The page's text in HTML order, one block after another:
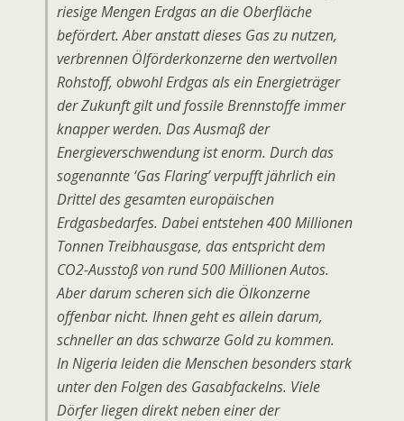
riesige Mengen Erdgas an die Oberfläche
befördert. Aber anstatt dieses Gas zu nutzen,
verbrennen Ölförderkonzerne den wertvollen
Rohstoff, obwohl Erdgas als ein Energieträger
der Zukunft gilt und fossile Brennstoffe immer
knapper werden. Das Ausmaß der
Energieverschwendung ist enorm. Durch das
sogenannte ‘Gas Flaring’ verpufft jährlich ein
Drittel des gesamten europäischen
Erdgasbedarfes. Dabei entstehen 400 Millionen
Tonnen Treibhausgase, das entspricht dem
CO2-Ausstoß von rund 500 Millionen Autos.
Aber darum scheren sich die Ölkonzerne
offenbar nicht. Ihnen geht es allein darum,
schneller an das schwarze Gold zu kommen.
In Nigeria leiden die Menschen besonders stark
unter den Folgen des Gasabfackelns. Viele
Dörfer liegen direkt neben einer der